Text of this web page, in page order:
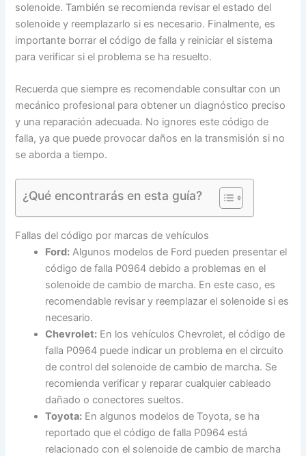
solenoide. También se recomienda revisar el estado del
solenoide y reemplazarlo si es necesario. Finalmente, es
importante borrar el código de falla y reiniciar el sistema
para verificar si el problema se ha resuelto.
Recuerda que siempre es recomendable consultar con un
mecánico profesional para obtener un diagnóstico preciso
y una reparación adecuada. No ignores este código de
falla, ya que puede provocar daños en la transmisión si no
se aborda a tiempo.
¿Qué encontrarás en esta guía?
Fallas del código por marcas de vehículos
Ford: Algunos modelos de Ford pueden presentar el
código de falla P0964 debido a problemas en el
solenoide de cambio de marcha. En este caso, es
recomendable revisar y reemplazar el solenoide si es
necesario.
Chevrolet: En los vehículos Chevrolet, el código de
falla P0964 puede indicar un problema en el circuito
de control del solenoide de cambio de marcha. Se
recomienda verificar y reparar cualquier cableado
dañado o conectores sueltos.
Toyota: En algunos modelos de Toyota, se ha
reportado que el código de falla P0964 está
relacionado con el solenoide de cambio de marcha